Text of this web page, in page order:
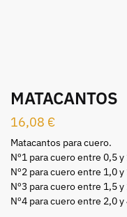
MATACANTOS
16,08 €
Matacantos para cuero.
Nº1 para cuero entre 0,5 y
Nº2 para cuero entre 1,0 y
Nº3 para cuero entre 1,5 y
Nº4 para cuero entre 2,0 y